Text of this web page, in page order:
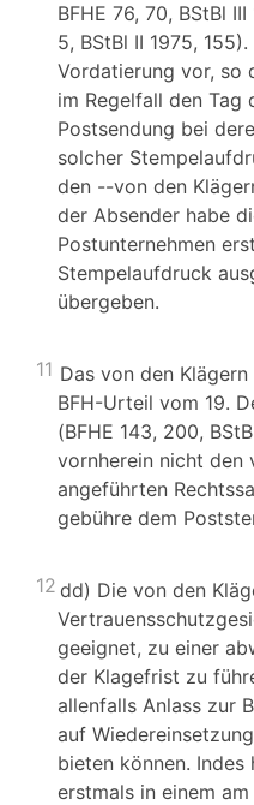
BFHE 76, 70, BStBl
5, BStBl II 1975,
Vordatierung vor, so
im Regelfall den Tag
Postsendung bei
solcher
den --von den
der Absender habe
Postunternehmen
Stempelaufdruck
übergeben.
11 Das von den
BFH-Urteil vom 19.
(BFHE 143, 200,
vornherein nicht den
angeführten
gebühre dem
12 dd) Die von den
geeignet, zu einer
der Klagefrist zu
allenfalls Anlass zur
auf
bieten können. Indes
erstmals in einem